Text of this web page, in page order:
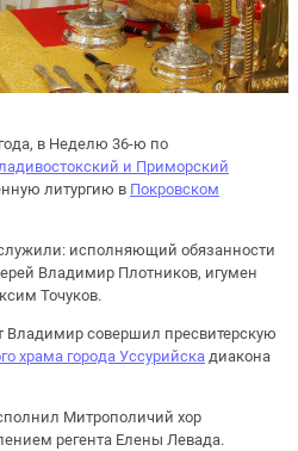
в Неделю 36-ю по
и Приморский
литургию в Покровском
исполняющий обязанности
Владимир Плотников, игумен
Точуков.
Владимир совершил пресвитерскую
храма города Уссурийскадиакона
Митрополичий хор
регента Елены Левада.